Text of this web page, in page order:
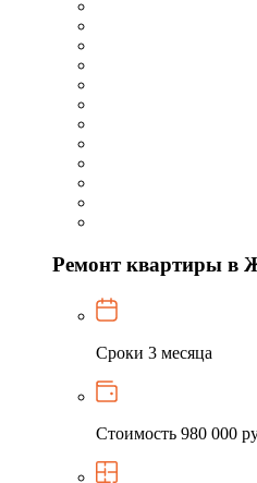
Ремонт квартиры в
Сроки 3 месяца
Стоимость 980 000